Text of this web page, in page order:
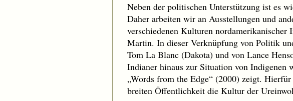
Neben der politischen Unterstützung ist es
Daher arbeiten wir an Ausstellungen und
verschiedenen Kulturen
Martin. In dieser Verknüpfung von Politik
Tom La Blanc (Dakota) und von Lance
Indianer hinaus zur Situation von Indigenen
„Words from the Edge“ (2000) zeigt.
breiten Öffentlichkeit die Kultur der